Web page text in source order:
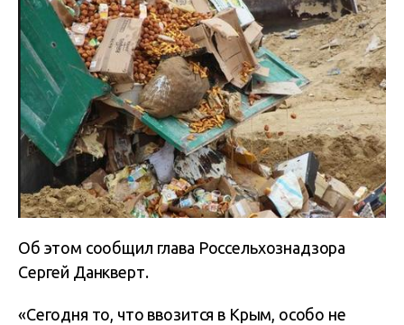
Об этом сообщил глава Россельхознадзора
Сергей Данкверт.
«Сегодня то, что ввозится в Крым, особо не